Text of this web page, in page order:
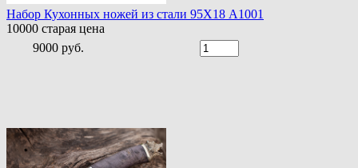
Набор Кухонных ножей из стали 95Х18 A1001
10000 старая цена
9000 руб.